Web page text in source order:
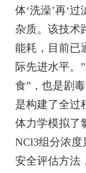
体‘洗澡’再‘
杂质。该技术
能耗，目前已
际先进水平。
食”，也是剧
是构建了全过
体力学模拟了
NCl3组分浓度
安全评估方法